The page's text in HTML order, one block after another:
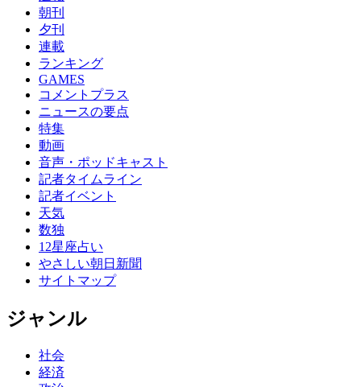
朝刊
夕刊
連載
ランキング
GAMES
コメントプラス
ニュースの要点
特集
動画
音声・ポッドキャスト
記者タイムライン
記者イベント
天気
数独
12星座占い
やさしい朝日新聞
サイトマップ
ジャンル
社会
経済